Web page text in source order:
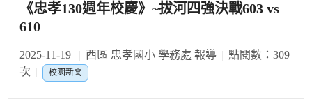
《忠孝130週年校慶》~拔河四強決戰603 vs
610
2025-11-19 西區 忠孝國小 學務處 報導
點閱數：309
次
校園新聞